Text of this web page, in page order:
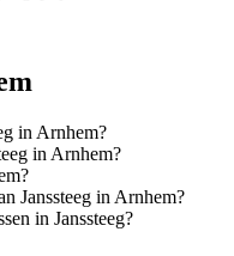
in Arnhem?
in Arnhem?
Janssteeg in Arnhem?
in Janssteeg?